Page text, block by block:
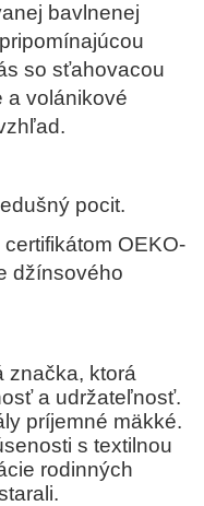
bavlnenej
so sťahovacou
a volánikové
pocit.
OEKO-
džínsového
značka, ktorá
a udržateľnosť.
príjemné mäkké.
s textilnou
rodinných